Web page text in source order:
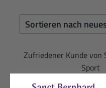
Zufriedener Kunde von
Sport
★